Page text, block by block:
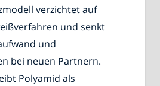
verzichtet auf
und senkt
und
bei neuen Partnern.
Polyamid als